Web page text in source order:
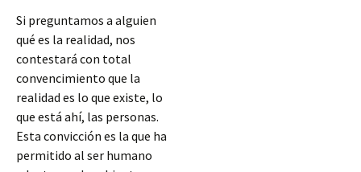
Si preguntamos a alguien
qué es la realidad, nos
contestará con total
convencimiento que la
realidad es lo que existe, lo
que está ahí, las personas.
Esta convicción es la que ha
permitido al ser humano